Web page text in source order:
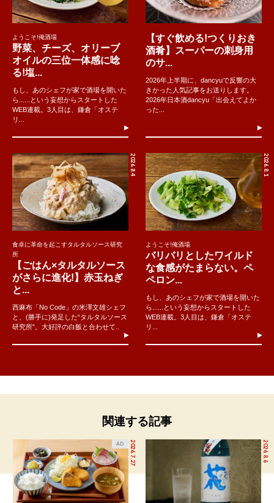
ようこそ!俺酒場
野菜、チーズ、オリーブ
オイルの三位一体感に唸
る!塩...
もし、あのシェフが家で酒場を開いた
ら......という妄想からスタートした
WEB連載。3人目は、鎌倉「オステ
リ...
【すぐ飲める!つくりおき
酒肴】スーパーの刺身用
のサ...
2026年上半期に、dancyuで反響の大
きかった人気記事をお送りします。
2026年日本酒dancyu「出会えてよか
った...
2026.8.4
食卓に革命を起こすタルタルソース研究
所
【ごはん×タルタルソース
がさらに進化!】赤玉ねぎ
と...
西麻布「No Code」の米澤文雄シェフ
と、(勝手に)発足した“タルタルソース
研究所”。大好評の白飯と合わせて..
2026.8.1
ようこそ!俺酒場
バリバリとしたワイルド
な食感がたまらない。ペ
ペロン...
もし、あのシェフが家で酒場を開いた
ら......という妄想からスタートした
WEB連載。3人目は、鎌倉「オステ
リ...
関連する記事
2026.7.27
AD 2026.8.6